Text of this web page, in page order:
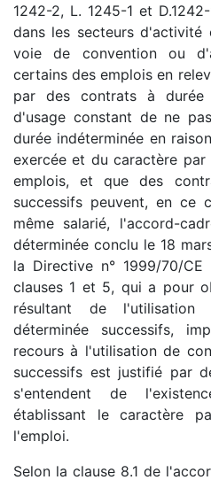
1242-2, L. 1245-1 et
dans les secteurs
voie de convention ou
certains des emplois en
par des contrats à durée
d'usage constant de ne
durée indéterminée en
exercée et du caractère
emplois, et que des
successifs peuvent, en ce
même salarié, l'accord-
déterminée conclu le 18
la Directive n° 1999/70/
clauses 1 et 5, qui a pour
résultant de
déterminée successifs,
recours à l'utilisation de
successifs est justifié par
s'entendent de
établissant le caractère
l'emploi.
Selon la clause 8.1 de